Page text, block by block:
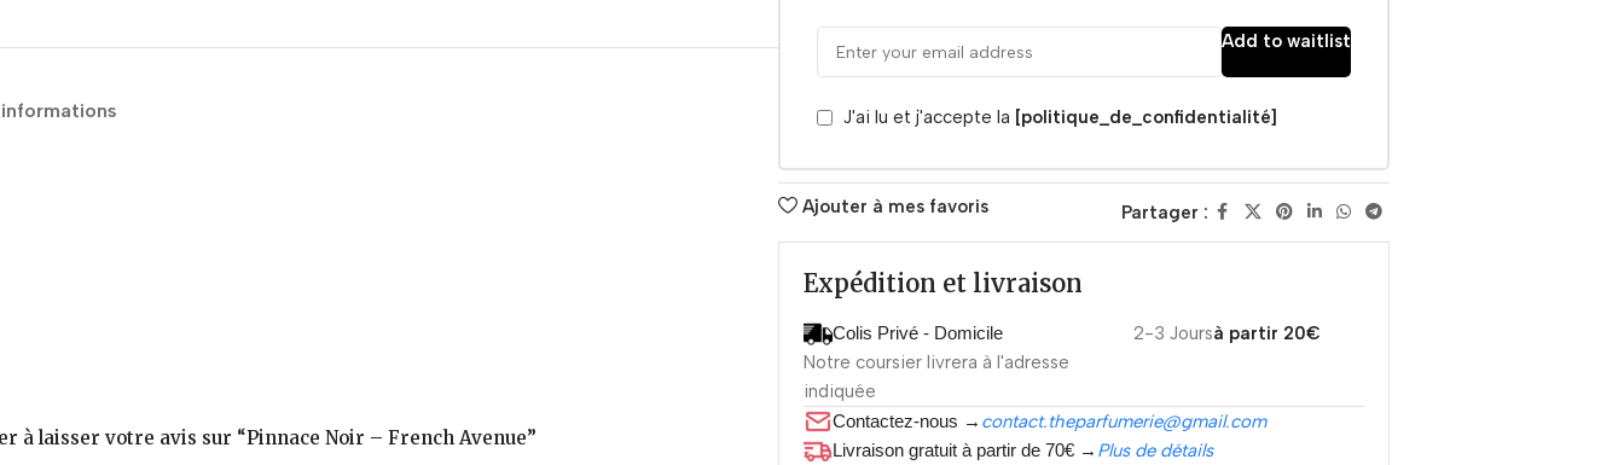
à laisser votre avis sur “Pinnace Noir – French Avenue”
Add to waitlist
J'ai lu et j'accepte la [politique_de_confidentialité]
Ajouter à mes favoris Partager :
Expédition et livraison
Colis Privé - Domicile
Notre coursier livrera à l'adresse
indiquée
2-3 Joursà partir 20€
Contactez-nous → contact.theparfumerie@gmail.com
Livraison gratuit à partir de 70€ → Plus de détails